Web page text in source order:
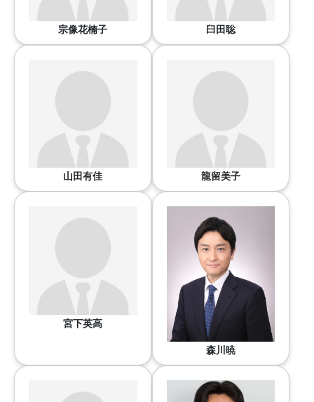
宗像花楠子 臼田聡
山田有佳 龍留美子
宮下英高
森川暁